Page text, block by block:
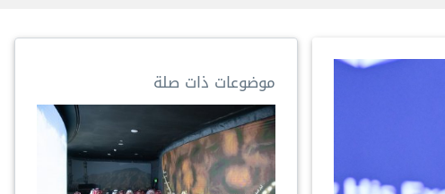
موضوعات ذات صلة